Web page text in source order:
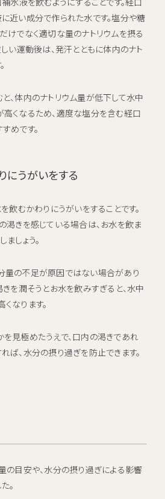
近い成分で作られた水です。塩分や糖
けでなく適切な量のナトリウムを摂る
しい運動後は、発汗とともに体内のナト
、体内のナトリウム量が低下して水中
くなるため、適度な塩分を含む経口
めです。
にうがいをする
飲むかわりにうがいをすることです。
渇きを感じている場合は、お水を飲ま
しょう。
量の不足が原因ではない場合があり
きを潤そうとお水を飲みすぎると、水中
なります。
見極めたうえで、口内の渇きであれ
ば、水分の摂り過ぎを防止できます。
の目安や、水分の摂り過ぎによる影響
。